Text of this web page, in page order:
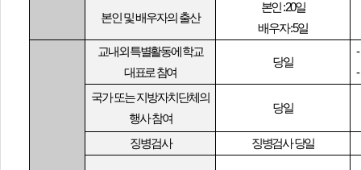
본인 및 배우자의 출산
본인 : 20일
배우자: 5일
교내외 특별활동에 학교
대표로 참여
당일
-
-
국가 또는 지방자치단체의
행사 참여
당일
징병검사 징병검사 당일